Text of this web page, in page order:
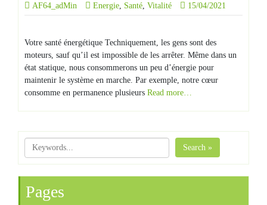
AF64_adMin Energie Santé Vitalité 15/04/2021
Votre santé énergétique Techniquement, les gens sont des
moteurs, sauf qu’il est impossible de les arrêter. Même dans un
état statique, nous consommerons un peu d’énergie pour
maintenir le système en marche. Par exemple, notre cœur
consomme en permanence plusieurs Read more…
Search »
Pages